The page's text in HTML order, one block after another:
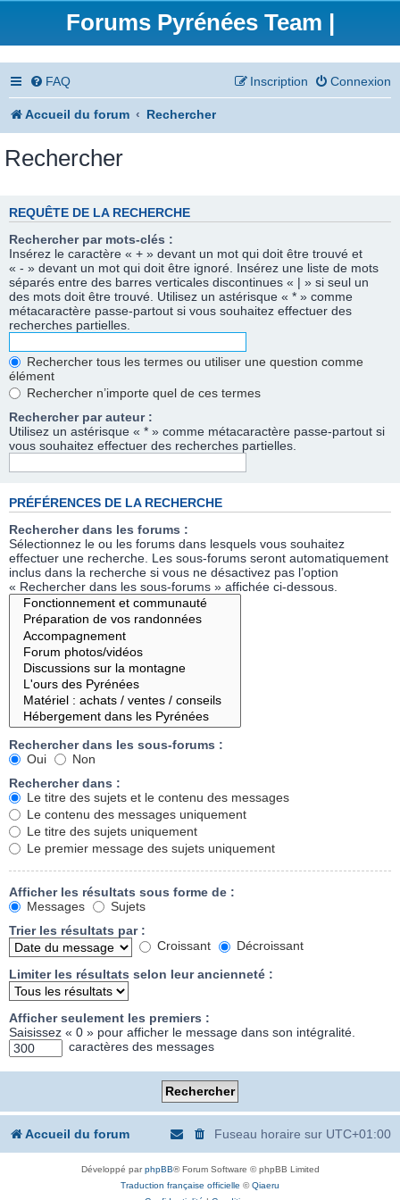
Forums Pyrénées Team |
FAQ Connexion
Inscription
Accueil du forum Rechercher
Rechercher
REQUÊTE DE LA RECHERCHE
Rechercher par mots-clés :
Insérez le caractère « + » devant un mot qui doit être trouvé et
« - » devant un mot qui doit être ignoré. Insérez une liste de mots
séparés entre des barres verticales discontinues « | » si seul un
des mots doit être trouvé. Utilisez un astérisque « * » comme
métacaractère passe-partout si vous souhaitez effectuer des
recherches partielles.
Rechercher tous les termes ou utiliser une question comme
élément
Rechercher n’importe quel de ces termes
Rechercher par auteur :
Utilisez un astérisque « * » comme métacaractère passe-partout si
vous souhaitez effectuer des recherches partielles.
PRÉFÉRENCES DE LA RECHERCHE
Rechercher dans les forums :
Sélectionnez le ou les forums dans lesquels vous souhaitez
effectuer une recherche. Les sous-forums seront automatiquement
inclus dans la recherche si vous ne désactivez pas l’option
« Rechercher dans les sous-forums » affichée ci-dessous.
Rechercher dans les sous-forums :
Oui
Non
Rechercher dans :
Le titre des sujets et le contenu des messages
Le contenu des messages uniquement
Le titre des sujets uniquement
Le premier message des sujets uniquement
Afficher les résultats sous forme de :
Messages
Sujets
Trier les résultats par :
Croissant
Décroissant
Limiter les résultats selon leur ancienneté :
Afficher seulement les premiers :
Saisissez « 0 » pour afficher le message dans son intégralité.
caractères des messages
Accueil du forum Fuseau horaire sur UTC+01:00
Développé parphpBB® Forum Software © phpBB Limited
Traduction française officielle ©Qiaeru